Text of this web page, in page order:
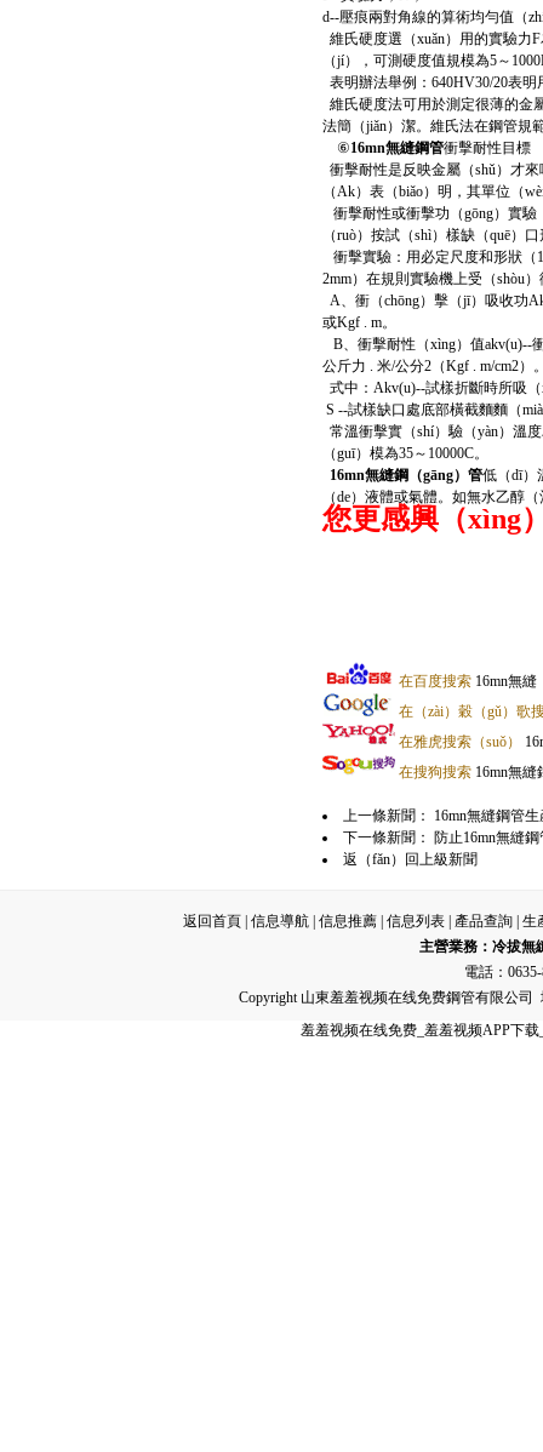
d--壓痕兩對角線的算術均勻值（
維氏硬度選（xuǎn）用的實驗力
（jí），可測硬度值規模為5～
表明辦法舉例：640HV30/20表
維氏硬度法可用於測定很薄的金
法簡（jiǎn）潔。維氏法在鋼管規
⑥16mn無縫鋼管衝擊耐性目標
衝擊耐性是反映金屬（shǔ）才
（Ak）表（biǎo）明，其單位（
衝擊耐性或衝擊功（gōng）實驗
（ruò）按試（shì）樣缺（quē）
衝擊實驗：用必定尺度和形狀（
2mm）在規則實驗機上受（shòu
A、衝（chōng）擊（jī）吸收功
或Kgf . m。
B、衝擊耐性（xìng）值akv(u)--
公斤力 . 米/公分2（Kgf . m/cm2）
式中：Akv(u)--試樣折斷時所吸
S --試樣缺口處底部橫截麵麵（
常溫衝擊實（shí）驗（yàn）溫
（guī）模為35～10000C。
16mn無縫鋼（gāng）管低（dī）
（de）液體或氣體。如無水乙醇
您更感興（xìng
在百度搜索16mn無縫
在（zài）穀（gǔ）歌
在雅虎搜索（suǒ）
在搜狗搜索16mn無縫
上一條新聞：
16mn無縫鋼管
下一條新聞：
防止16mn無縫
返（fǎn）回上級新聞
返回首頁| 信息導航| 信息推薦| 信息列表| 產品查詢| 生
主營業務： 冷拔無
電話：
Copyright 山東羞羞视频在线免费鋼管有限公
羞羞视频在线免费_羞羞视频APP下